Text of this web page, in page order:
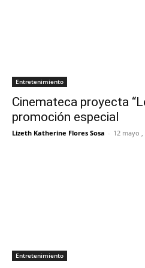
Entretenimiento
Cinemateca proyecta
promoción especial
Lizeth Katherine Flores Sosa - 12 mayo ,
Entretenimiento